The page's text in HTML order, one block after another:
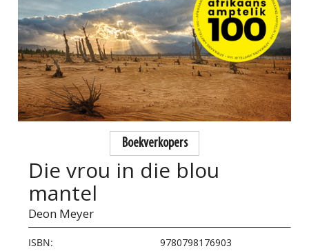
Boekverkopers
Die vrou in die blou
mantel
Deon Meyer
ISBN:
9780798176903